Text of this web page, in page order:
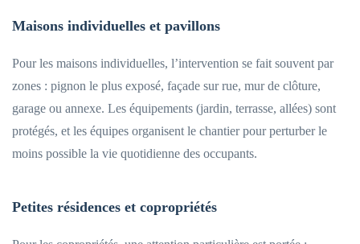
Maisons individuelles et pavillons
Pour les maisons individuelles, l’intervention se fait souvent par
zones : pignon le plus exposé, façade sur rue, mur de clôture,
garage ou annexe. Les équipements (jardin, terrasse, allées) sont
protégés, et les équipes organisent le chantier pour perturber le
moins possible la vie quotidienne des occupants.
Petites résidences et copropriétés